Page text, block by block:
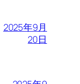
2025年9月
20日